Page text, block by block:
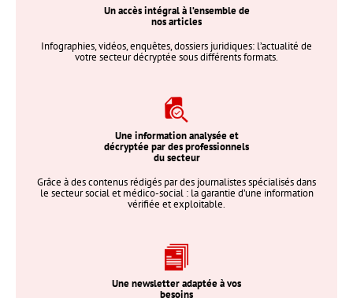
Un accès intégral à l’ensemble de
nos articles
Infographies, vidéos, enquêtes, dossiers juridiques: l’actualité de
votre secteur décryptée sous différents formats.
Une information analysée et
décryptée par des professionnels
du secteur
Grâce à des contenus rédigés par des journalistes spécialisés dans
le secteur social et médico-social : la garantie d’une information
vérifiée et exploitable.
Une newsletter adaptée à vos
besoins